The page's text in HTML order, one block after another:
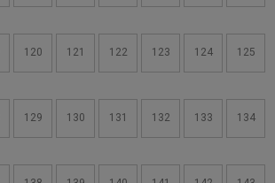
120 121 122 123 124 125
129 130 131 132 133 134